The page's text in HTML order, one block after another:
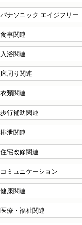
パナソニック エイジフリー
食事関連
入浴関連
床周り関連
衣類関連
歩行補助関連
排泄関連
住宅改修関連
コミュニケーション
健康関連
医療・福祉関連